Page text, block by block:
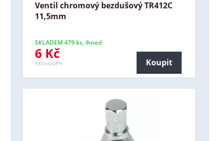
Ventil chromový bezdušový TR412C
11,5mm
SKLADEM 479 ks, ihned
6 Kč
5 Kč bez DPH Koupit